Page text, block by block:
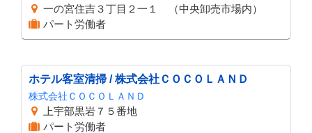
一の宮住吉３丁目２一１ （中央卸売市場内）
パート労働者
ホテル客室清掃 / 株式会社ＣＯＣＯＬＡＮＤ
株式会社ＣＯＣＯＬＡＮＤ
上宇部黒岩７５番地
パート労働者